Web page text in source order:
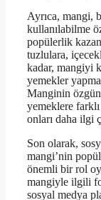
Ayrıca, mangi,
kullanılabilme
popülerlik
tuzlulara,
kadar, mangiyi
yemekler
Manginin özgün
yemeklere
onları daha ilgi
Son olarak,
mangi’nin
önemli bir rol
mangiyle ilgili
sosyal medya